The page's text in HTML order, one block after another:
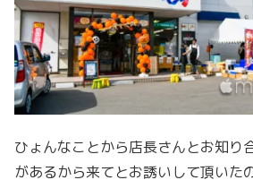
ひょんなことから店長さんとお知り
があるから来てとお誘いして頂いた